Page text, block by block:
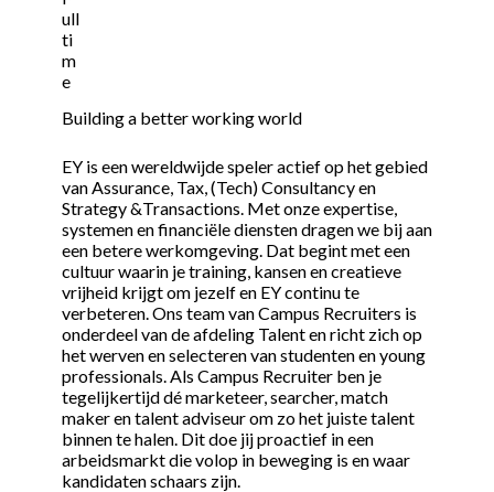
ull
ti
m
e
Building a better working world
EY is een wereldwijde speler actief op het gebied
van Assurance, Tax, (Tech) Consultancy en
Strategy &Transactions. Met onze expertise,
systemen en financiële diensten dragen we bij aan
een betere werkomgeving. Dat begint met een
cultuur waarin je training, kansen en creatieve
vrijheid krijgt om jezelf en EY continu te
verbeteren. Ons team van Campus Recruiters is
onderdeel van de afdeling Talent en richt zich op
het werven en selecteren van studenten en young
professionals. Als Campus Recruiter ben je
tegelijkertijd dé marketeer, searcher, match
maker en talent adviseur om zo het juiste talent
binnen te halen. Dit doe jij proactief in een
arbeidsmarkt die volop in beweging is en waar
kandidaten schaars zijn.